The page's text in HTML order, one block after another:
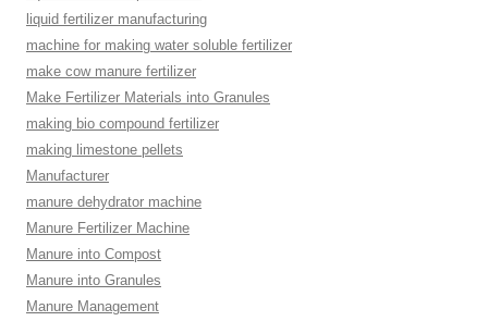
liquid fertilizer manufacturing
machine for making water soluble fertilizer
make cow manure fertilizer
Make Fertilizer Materials into Granules
making bio compound fertilizer
making limestone pellets
Manufacturer
manure dehydrator machine
Manure Fertilizer Machine
Manure into Compost
Manure into Granules
Manure Management